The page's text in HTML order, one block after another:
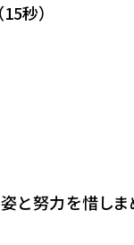
秒）
努力を惜しま